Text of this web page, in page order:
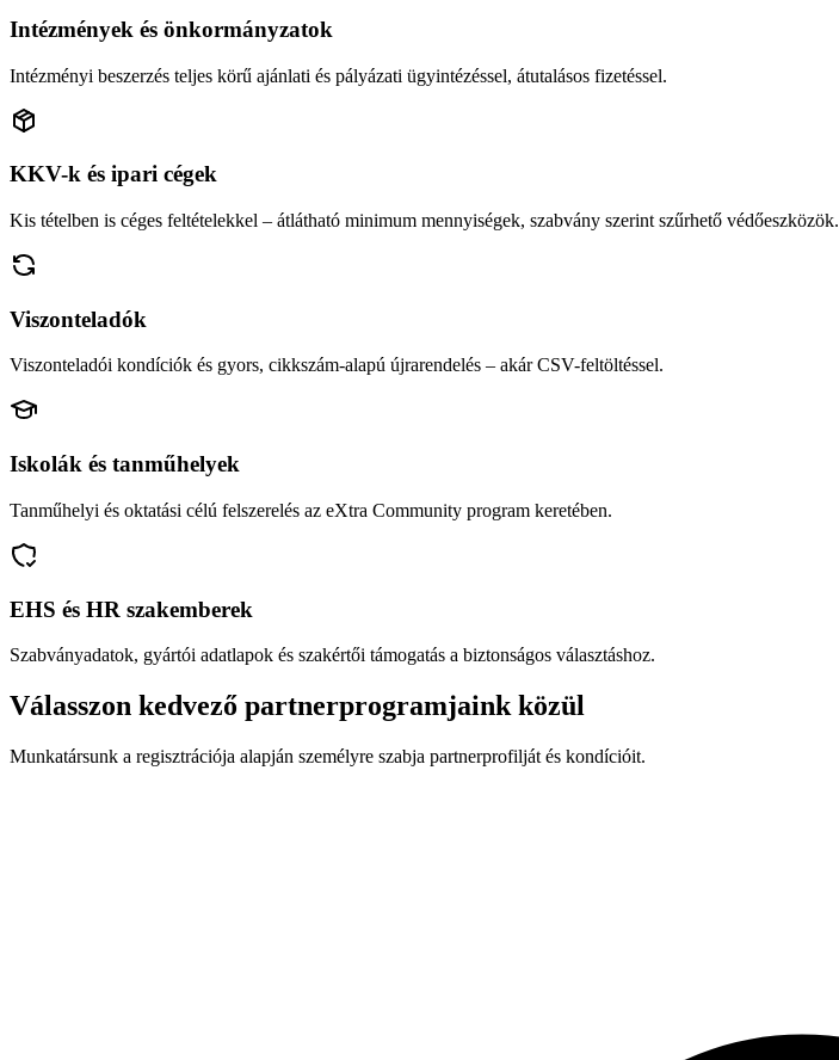
Intézmények és önkormányzatok
Intézményi beszerzés teljes körű ajánlati és pályázati ügyintézéssel, átutalásos fizetéssel.
KKV-k és ipari cégek
Kis tételben is céges feltételekkel – átlátható minimum mennyiségek, szabvány szerint szűrhető védőeszközök.
Viszonteladók
Viszonteladói kondíciók és gyors, cikkszám-alapú újrarendelés – akár CSV-feltöltéssel.
Iskolák és tanműhelyek
Tanműhelyi és oktatási célú felszerelés az eXtra Community program keretében.
EHS és HR szakemberek
Szabványadatok, gyártói adatlapok és szakértői támogatás a biztonságos választáshoz.
Válasszon kedvező partnerprogramjaink közül
Munkatársunk a regisztrációja alapján személyre szabja partnerprofilját és kondícióit.